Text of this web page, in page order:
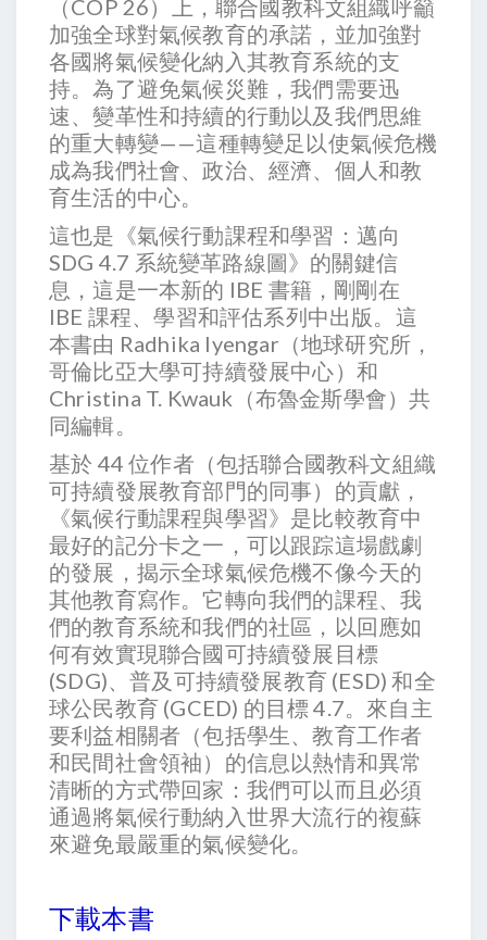
（COP 26）上，聯合國教科文組織呼籲
加強全球對氣候教育的承諾，並加強對
各國將氣候變化納入其教育系統的支
持。為了避免氣候災難，我們需要迅
速、變革性和持續的行動以及我們思維
的重大轉變——這種轉變足以使氣候危機
成為我們社會、政治、經濟、個人和教
育生活的中心。
這也是《氣候行動課程和學習：邁向
SDG 4.7 系統變革路線圖》的關鍵信
息，這是一本新的 IBE 書籍，剛剛在
IBE 課程、學習和評估系列中出版。這
本書由 Radhika Iyengar（地球研究所，
哥倫比亞大學可持續發展中心）和
Christina T. Kwauk（布魯金斯學會）共
同編輯。
基於 44 位作者（包括聯合國教科文組織
可持續發展教育部門的同事）的貢獻，
《氣候行動課程與學習》是比較教育中
最好的記分卡之一，可以跟踪這場戲劇
的發展，揭示全球氣候危機不像今天的
其他教育寫作。它轉向我們的課程、我
們的教育系統和我們的社區，以回應如
何有效實現聯合國可持續發展目標
(SDG)、普及可持續發展教育 (ESD) 和全
球公民教育 (GCED) 的目標 4.7。來自主
要利益相關者（包括學生、教育工作者
和民間社會領袖）的信息以熱情和異常
清晰的方式帶回家：我們可以而且必須
通過將氣候行動納入世界大流行的複蘇
來避免最嚴重的氣候變化。
下載本書